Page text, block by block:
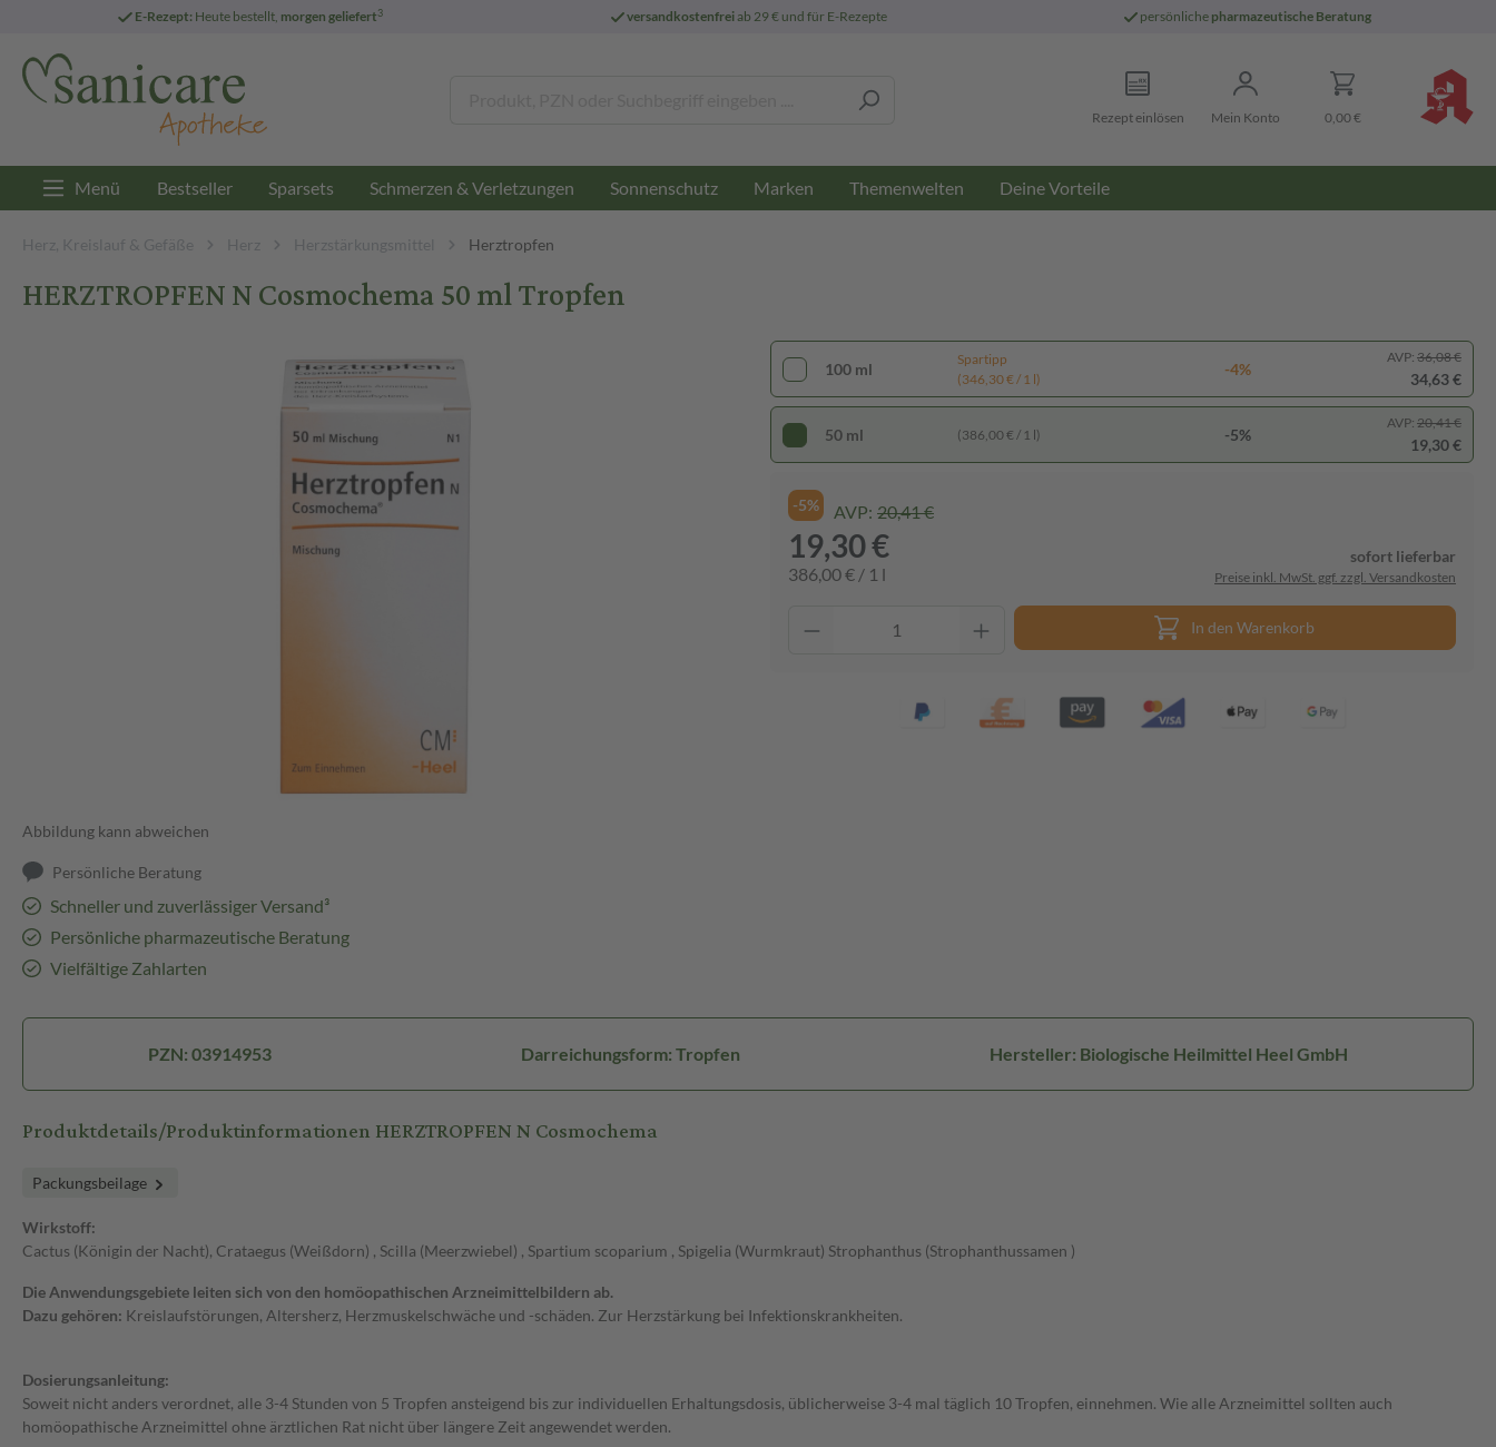
E-Rezept: Heute bestellt, morgen geliefert3 versandkostenfreiab 29 € und für E-Rezepte persönliche pharmazeutische Beratung
Rezept einlösen Mein Konto 0,00 €
Menü Bestseller Sparsets Schmerzen & Verletzungen Sonnenschutz Marken Themenwelten Deine Vorteile
Herz, Kreislauf & Gefäße Herz Herzstärkungsmittel Herztropfen
HERZTROPFEN N Cosmochema 50 ml Tropfen
Abbildung kann abweichen
Persönliche Beratung
Schneller und zuverlässiger Versand³
Persönliche pharmazeutische Beratung
Vielfältige Zahlarten
100 ml
Spartipp
(346,30 € / 1 l)
-4%
AVP: 36,08 €
34,63 €
50 ml (386,00 € / 1 l) -5%
AVP: 20,41 €
19,30 €
-5% AVP: 20,41 €
19,30 €
386,00 € / 1 l
sofort lieferbar
Preise inkl. MwSt. ggf. zzgl. Versandkosten
In den Warenkorb
PZN: 03914953 Darreichungsform: Tropfen Hersteller: Biologische Heilmittel Heel GmbH
Produktdetails/Produktinformationen HERZTROPFEN N Cosmochema
Packungsbeilage
Wirkstoff:
Cactus (Königin der Nacht), Crataegus (Weißdorn) , Scilla (Meerzwiebel) , Spartium scoparium , Spigelia (Wurmkraut) Strophanthus (Strophanthussamen )
Die Anwendungsgebiete leiten sich von den homöopathischen Arzneimittelbildern ab.
Dazu gehören: Kreislaufstörungen, Altersherz, Herzmuskelschwäche und -schäden. Zur Herzstärkung bei Infektionskrankheiten.
Dosierungsanleitung:
Soweit nicht anders verordnet, alle 3-4 Stunden von 5 Tropfen ansteigend bis zur individuellen Erhaltungsdosis, üblicherweise 3-4 mal täglich 10 Tropfen, einnehmen. Wie alle Arzneimittel sollten auch
homöopathische Arzneimittel ohne ärztlichen Rat nicht über längere Zeit angewendet werden.